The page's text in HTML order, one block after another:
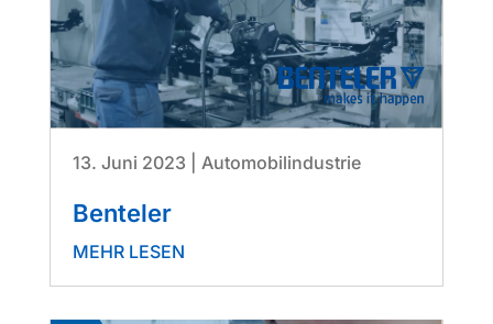
Benteler
13. Juni 2023 Automobilindustrie
MEHR LESEN